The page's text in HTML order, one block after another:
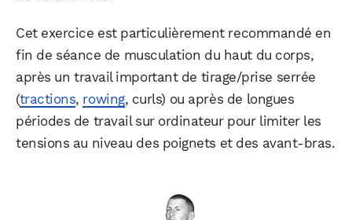
Cet exercice est particulièrement recommandé en
fin de séance de musculation du haut du corps,
après un travail important de tirage/prise serrée
(tractions, rowing, curls) ou après de longues
périodes de travail sur ordinateur pour limiter les
tensions au niveau des poignets et des avant-bras.​